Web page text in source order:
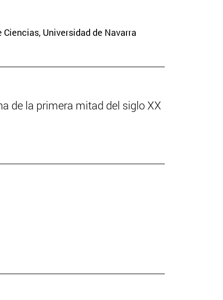
Universidad de Navarra
de la primera mitad del siglo XX